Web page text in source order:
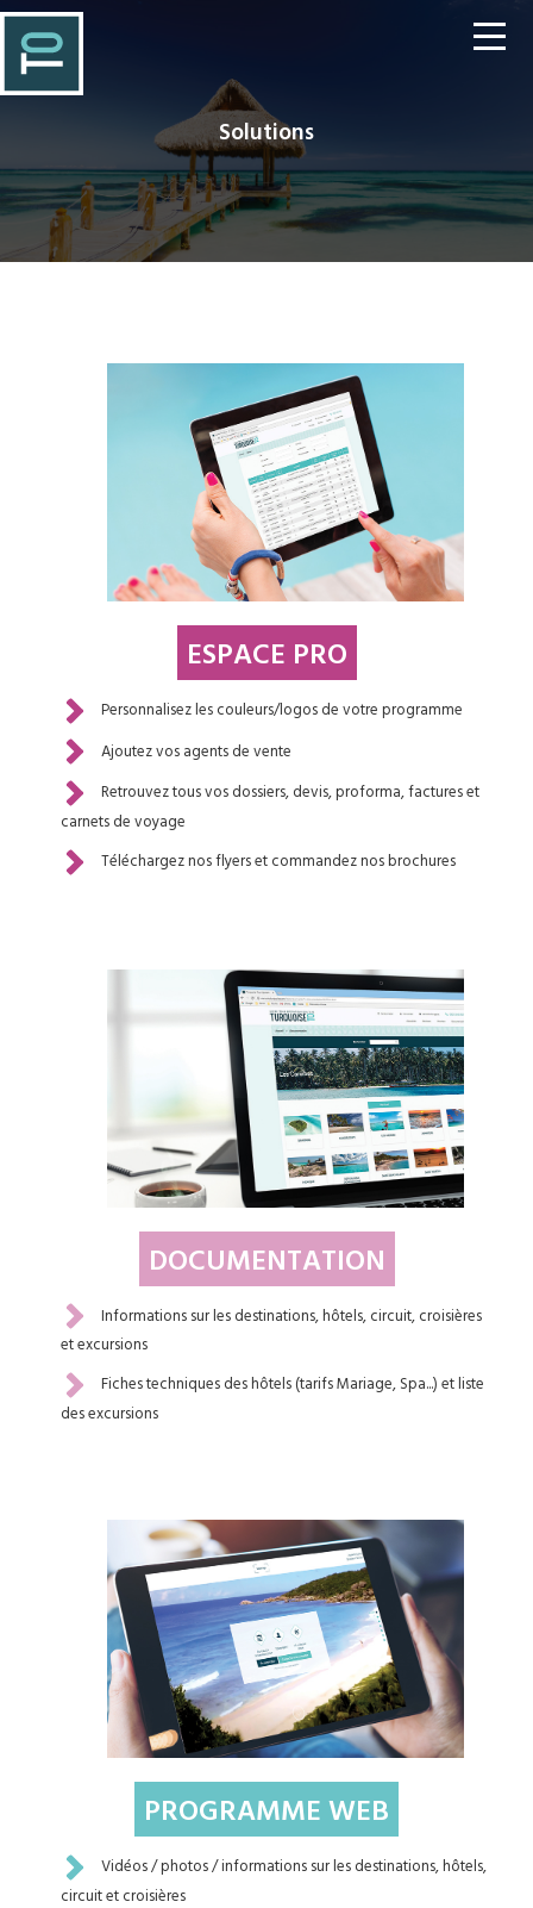
Solutions
ESPACE PRO
Personnalisez les couleurs/logos de votre programme
Ajoutez vos agents de vente
Retrouvez tous vos dossiers, devis, proforma, factures et
carnets de voyage
Téléchargez nos flyers et commandez nos brochures
DOCUMENTATION
Informations sur les destinations, hôtels, circuit, croisières
et excursions
Fiches techniques des hôtels (tarifs Mariage, Spa...) et liste
des excursions
PROGRAMME WEB
Vidéos / photos / informations sur les destinations, hôtels,
circuit et croisières